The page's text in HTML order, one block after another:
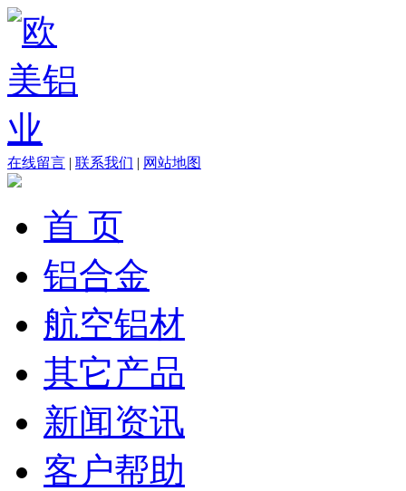
在线留言 | 联系我们 | 网站地图
首 页
铝合金
航空铝材
其它产品
新闻资讯
客户帮助